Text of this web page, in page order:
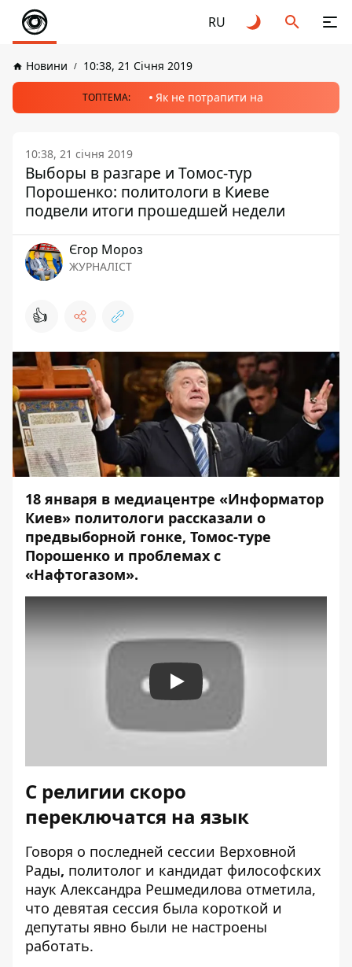
RU
Новини 10:38, 21 Січня 2019
ТОПТЕМА: Як не потрапити на
10:38, 21 січня 2019
Выборы в разгаре и Томос-тур
Порошенко: политологи в Киеве
подвели итоги прошедшей недели
Єгор Мороз
ЖУРНАЛІСТ
👍
18 января в медиацентре «Информатор
Киев» политологи рассказали о
предвыборной гонке, Томос-туре
Порошенко и проблемах с
«Нафтогазом».
Play
С религии скоро
переключатся на язык
Говоря о последней сессии Верховной
Рады, политолог и кандидат философских
наук Александра Решмедилова отметила,
что девятая сессия была короткой и
депутаты явно были не настроены
работать.